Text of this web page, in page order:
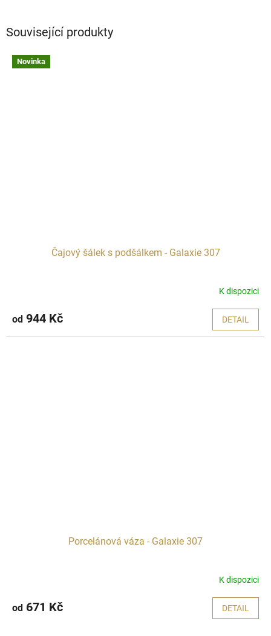
Související produkty
Novinka
Čajový šálek s podšálkem - Galaxie 307
K dispozici
od 944 Kč DETAIL
Porcelánová váza - Galaxie 307
K dispozici
od 671 Kč DETAIL